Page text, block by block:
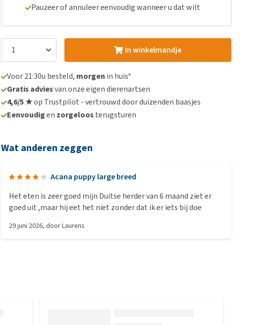
Pauzeer of annuleer eenvoudig wanneer u dat wilt
In winkelmandje
Voor 21:30u besteld, morgen in huis*
Gratis adviesvan onze eigen dierenartsen
4,6/5 ★op Trustpilot - vertrouwd door duizenden baasjes
Eenvoudigen zorgeloosterugsturen
Wat anderen zeggen
Acana puppy large breed
Het eten is zeer goed mijn Duitse herder van 6 maand ziet er
goed uit ,maar hij eet het niet zonder dat ik er iets bij doe
29 juni 2026, doorLaurens